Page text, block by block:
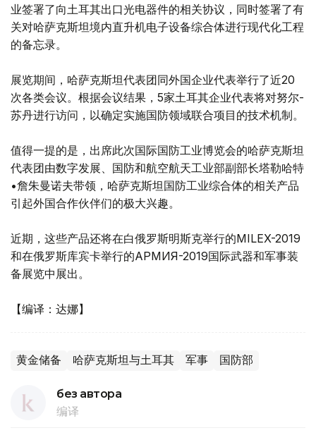
业签署了向土耳其出口光电器件的相关协议，同时签署了有
关对哈萨克斯坦境内直升机电子设备综合体进行现代化工程
的备忘录。
展览期间，哈萨克斯坦代表团同外国企业代表举行了近20
次各类会议。根据会议结果，5家土耳其企业代表将对努尔-
苏丹进行访问，以确定实施国防领域联合项目的技术机制。
值得一提的是，出席此次国际国防工业博览会的哈萨克斯坦
代表团由数字发展、国防和航空航天工业部副部长塔勒哈特
•詹朱曼诺夫带领，哈萨克斯坦国防工业综合体的相关产品
引起外国合作伙伴们的极大兴趣。
近期，这些产品还将在白俄罗斯明斯克举行的MILEX-2019
和在俄罗斯库宾卡举行的АРМИЯ-2019国际武器和军事装
备展览中展出。
【编译：达娜】
黄金储备 哈萨克斯坦与土耳其 军事 国防部
без автора
编译